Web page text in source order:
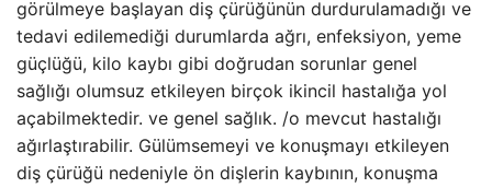
görülmeye başlayan diş çürüğünün durdurulamadığı ve
tedavi edilemediği durumlarda ağrı, enfeksiyon, yeme
güçlüğü, kilo kaybı gibi doğrudan sorunlar genel
sağlığı olumsuz etkileyen birçok ikincil hastalığa yol
açabilmektedir. ve genel sağlık. /o mevcut hastalığı
ağırlaştırabilir. Gülümsemeyi ve konuşmayı etkileyen
diş çürüğü nedeniyle ön dişlerin kaybının, konuşma